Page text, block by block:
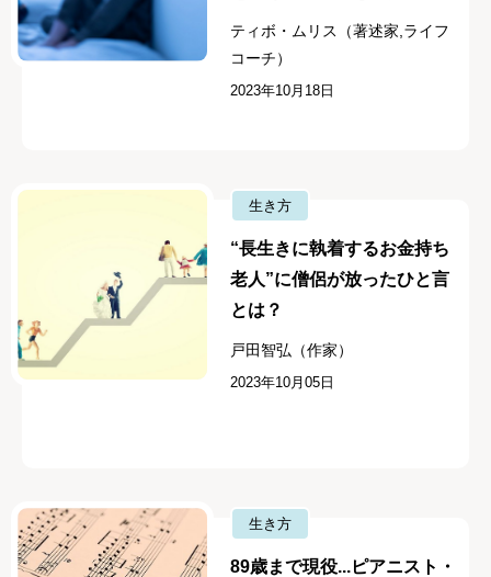
ティボ・ムリス（著述家,ライフ
コーチ）
2023年10月18日
生き方
“長生きに執着するお金持ち
老人”に僧侶が放ったひと言
とは？
戸田智弘（作家）
2023年10月05日
生き方
89歳まで現役...ピアニスト・